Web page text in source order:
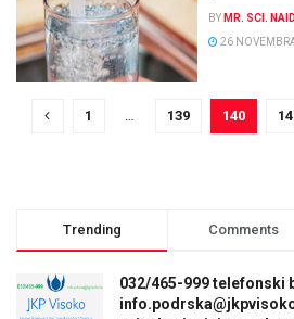
BY MR. SCI.
26
1 … 139 140
Trending Comments
032/465-999 telefonski